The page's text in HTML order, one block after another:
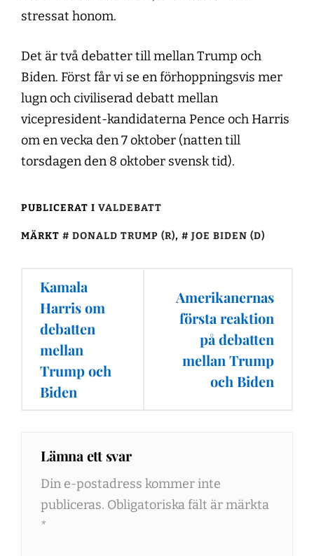
stressat honom.
Det är två debatter till mellan Trump och
Biden. Först får vi se en förhoppningsvis mer
lugn och civiliserad debatt mellan
vicepresident-kandidaterna Pence och Harris
om en vecka den 7 oktober (natten till
torsdagen den 8 oktober svensk tid).
PUBLICERAT I VALDEBATT
MÄRKT DONALD TRUMP (R), JOE BIDEN (D)
Inläggsnavigering
Kamala
Harris om
debatten
mellan
Trump och
Biden
Amerikanernas
första reaktion
på debatten
mellan Trump
och Biden
Lämna ett svar
Din e-postadress kommer inte
publiceras. Obligatoriska fält är märkta
*